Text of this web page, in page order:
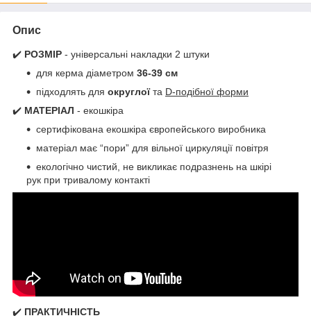
Опис
✔️ РОЗМІР - універсальні накладки 2 штуки
для керма діаметром 36-39 см
підходлять для округлоїта D-подібної форми
✔️ МАТЕРІАЛ - екошкіра
сертифікована екошкіра європейського виробника
матеріал має “пори” для вільної циркуляції повітря
екологічно чистий, не викликає подразнень на шкірі
рук при тривалому контакті
✔️ ПРАКТИЧНІСТЬ